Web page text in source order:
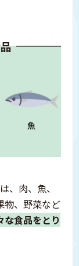
、 肉、魚、
物、野菜など
な食品をとり